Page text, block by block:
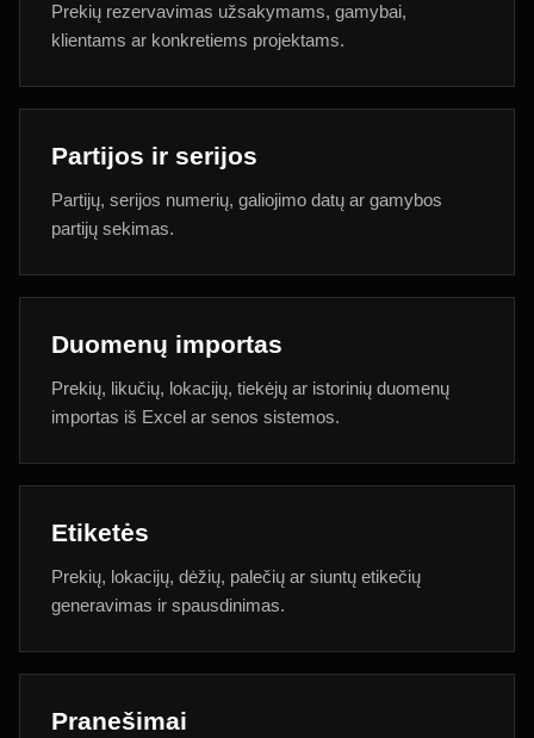
Prekių rezervavimas užsakymams, gamybai,
klientams ar konkretiems projektams.
Partijos ir serijos
Partijų, serijos numerių, galiojimo datų ar gamybos
partijų sekimas.
Duomenų importas
Prekių, likučių, lokacijų, tiekėjų ar istorinių duomenų
importas iš Excel ar senos sistemos.
Etiketės
Prekių, lokacijų, dėžių, palečių ar siuntų etikečių
generavimas ir spausdinimas.
Pranešimai